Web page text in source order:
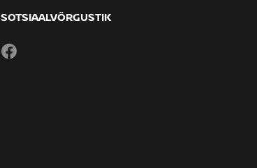
SOTSIAALVÕRGUSTIK